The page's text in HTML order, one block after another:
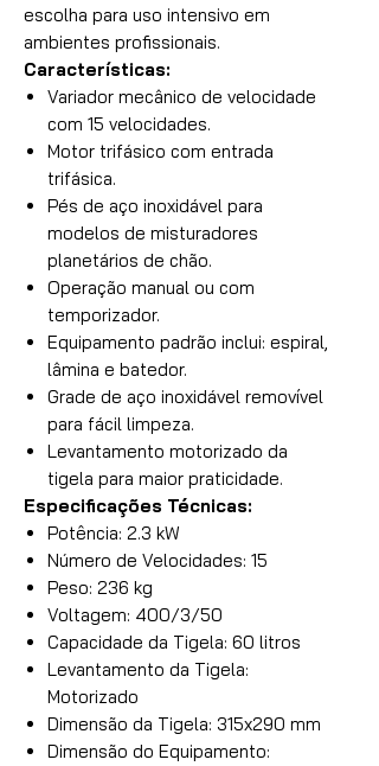
escolha para uso intensivo em
ambientes profissionais.
Características:
Variador mecânico de velocidade
com 15 velocidades.
Motor trifásico com entrada
trifásica.
Pés de aço inoxidável para
modelos de misturadores
planetários de chão.
Operação manual ou com
temporizador.
Equipamento padrão inclui: espiral,
lâmina e batedor.
Grade de aço inoxidável removível
para fácil limpeza.
Levantamento motorizado da
tigela para maior praticidade.
Especificações Técnicas:
Potência: 2.3 kW
Número de Velocidades: 15
Peso: 236 kg
Voltagem: 400/3/50
Capacidade da Tigela: 60 litros
Levantamento da Tigela:
Motorizado
Dimensão da Tigela: 315x290 mm
Dimensão do Equipamento: